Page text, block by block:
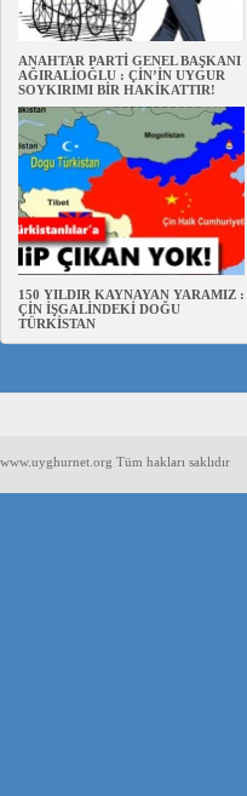
ANAHTAR PARTİ GENEL BAŞKANI
AĞIRALİOĞLU : ÇİN’İN UYGUR
SOYKIRIMI BİR HAKİKATTIR!
150 YILDIR KAYNAYAN YARAMIZ :
ÇİN İŞGALİNDEKİ DOĞU
TÜRKİSTAN
www.uyghurnet.org Tüm hakları saklıdır